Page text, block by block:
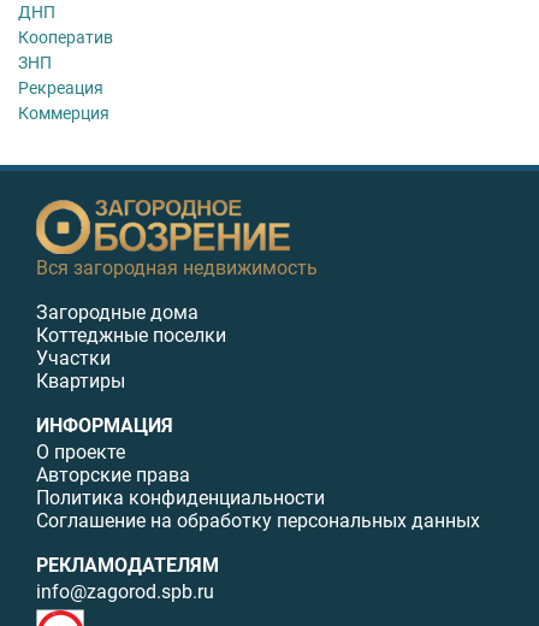
ДНП
Кооператив
ЗНП
Рекреация
Коммерция
Вся загородная недвижимость
Загородные дома
Коттеджные поселки
Участки
Квартиры
ИНФОРМАЦИЯ
О проекте
Авторские права
Политика конфиденциальности
Соглашение на обработку персональных данных
РЕКЛАМОДАТЕЛЯМ
info@zagorod.spb.ru